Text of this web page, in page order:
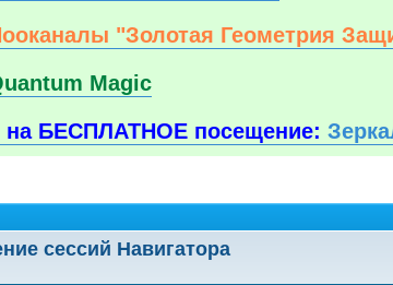
"Золотая Геометрия
Magic
на БЕСПЛАТНОЕ посещение:
сессий Навигатора